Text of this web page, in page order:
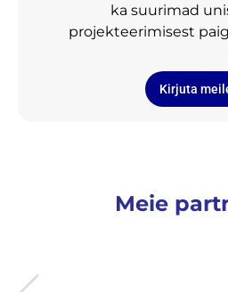
ka suurimad
projekteerimisest
Kirjuta
Meie